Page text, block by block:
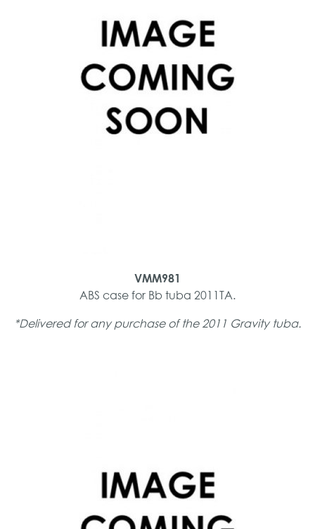
VMM981
ABS case for Bb tuba 2011TA.
*Delivered for any purchase of the 2011 Gravity tuba.